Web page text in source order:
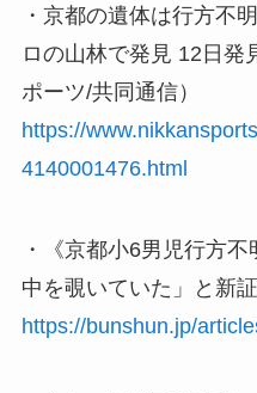
・京都の遺体は行方不
ロの山林で発見 12日発
ポーツ/共同通信）
https://
4140001476.html
・《京都小6男児行方
中を覗いていた」と新
https://bunshun.jp/